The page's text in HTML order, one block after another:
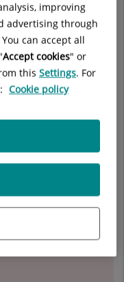
improving
advertising through
can accept all
Accept cookies" or
this Settings. For
Cookie policy